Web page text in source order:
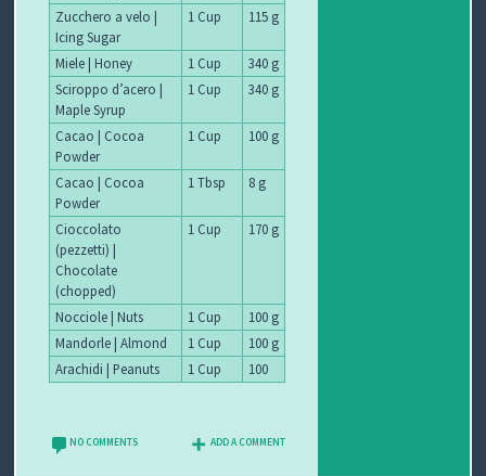
Zucchero a velo |
Icing Sugar
1 Cup 115 g
Miele | Honey 1 Cup
340 g
Sciroppo d’acero |
Maple Syrup
1 Cup 340 g
Cacao | Cocoa
Powder
1 Cup 100 g
Cacao | Cocoa
Powder
1 Tbsp 8 g
Cioccolato
(pezzetti) |
Chocolate
(chopped)
1 Cup 170 g
Nocciole | Nuts 1 Cup
100 g
Mandorle | Almond
1 Cup
100 g
Arachidi | Peanuts
1 Cup 100
NO COMMENTS ADD A COMMENT